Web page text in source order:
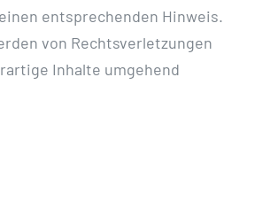
entsprechenden Hinweis.
von Rechtsverletzungen
Inhalte umgehend